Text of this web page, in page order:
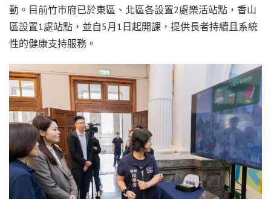
動。目前竹市府已於東區、北區各設置2處樂活站點，香山
區設置1處站點，並自5月1日起開課，提供長者持續且系統
性的健康支持服務。